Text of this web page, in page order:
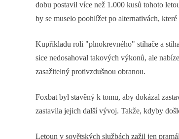
dobu postavil více než 1.000 kusů tohoto
by se muselo poohlížet po alternativách,
Kupříkladu roli "plnokrevného" stíhače a
sice nedosahoval takových výkonů, ale
zasažitelný protivzdušnou obranou.
Foxbat byl stavěný k tomu, aby dokázal
zastavila jejich další vývoj. Takže, kdyby
Letoun v sovětských službách zažil jen